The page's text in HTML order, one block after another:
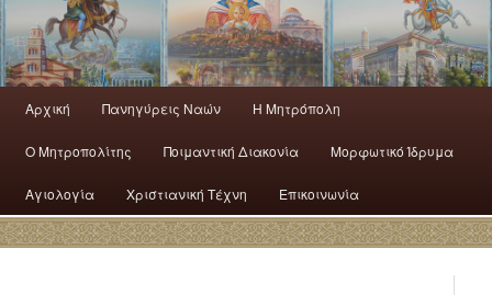
Αρχική Πανηγύρεις Ναών H Mητρόπολη
Ο Mητροπολίτης Ποιμαντική Διακονία Μορφωτικό Ίδρυμα
Αγιολογία Χριστιανική Τέχνη Επικοινωνία